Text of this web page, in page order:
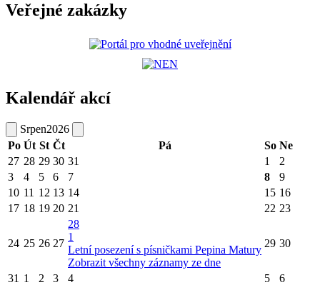
Veřejné zakázky
Kalendář akcí
Srpen2026
Po Út St Čt Pá So Ne
27 28 29 30 31 1
2
3
4 5 6 7 8
9
10 11 12 13 14 15 16
17 18 19 20 21 22 23
24 25 26 27
28
1
Letní posezení s písničkami Pepina Matury
Zobrazit všechny záznamy ze dne
29 30
31 1 2 3 4 5 6